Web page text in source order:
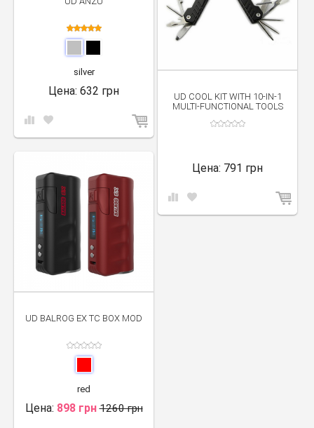
silver
Цена: 632 грн
UD COOL KIT WITH 10-IN-1
MULTI-FUNCTIONAL TOOLS
Цена: 791 грн
UD BALROG EX TC BOX MOD
red
Цена: 898 грн 1260 грн